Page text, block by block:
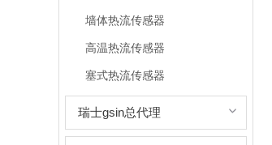
墙体热流传感器
高温热流传感器
塞式热流传感器
瑞士gsin总代理